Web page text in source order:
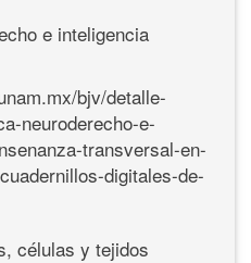
e inteligencia
bjv/detalle-
neuroderecho-e-
transversal-en-
digitales-de-
células y tejidos